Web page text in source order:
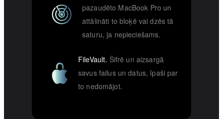
pazaudēto MacBook Pro un
attālināti to bloķē vai dzēs tā
saturu, ja nepieciešams.
FileVault. Šifrē un aizsargā
savus failus un datus, īpaši par
to nedomājot.